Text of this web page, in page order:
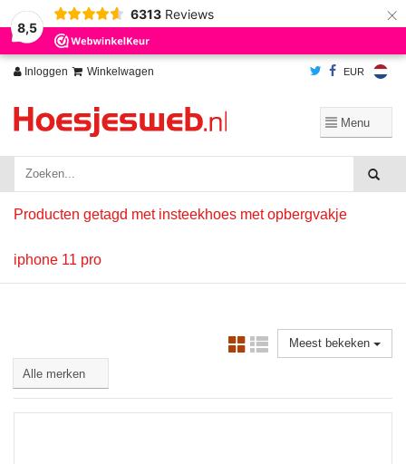
8,5
6313 Reviews ×
Inloggen Winkelwagen EUR
Producten getagd met insteekhoes met opbergvakje
iphone 11 pro
Meest bekeken
Wij slaan cookies op om onze website te verbeteren. Is dat akkoord?
Ja
Nee